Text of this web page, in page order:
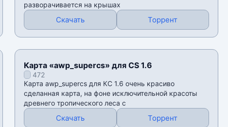
разворачивается на крышах
Скачать Торрент
Карта «awp_supercs» для CS 1.6
472
Карта awp_supercs для КС 1.6 очень красиво
сделанная карта, на фоне исключительной красоты
древнего тропического леса с
Скачать Торрент